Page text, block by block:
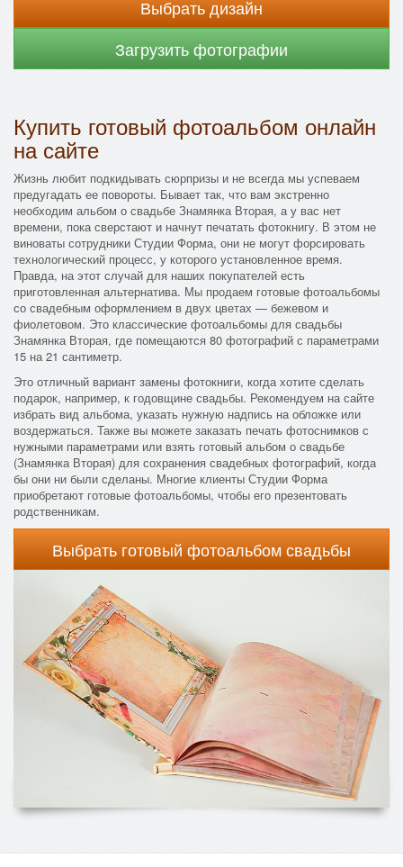
Выбрать дизайн
Загрузить фотографии
Купить готовый фотоальбом онлайн
на сайте
Жизнь любит подкидывать сюрпризы и не всегда мы успеваем
предугадать ее повороты. Бывает так, что вам экстренно
необходим альбом о свадьбе Знамянка Вторая, а у вас нет
времени, пока сверстают и начнут печатать фотокнигу. В этом не
виноваты сотрудники Студии Форма, они не могут форсировать
технологический процесс, у которого установленное время.
Правда, на этот случай для наших покупателей есть
приготовленная альтернатива. Мы продаем готовые фотоальбомы
со свадебным оформлением в двух цветах — бежевом и
фиолетовом. Это классические фотоальбомы для свадьбы
Знамянка Вторая, где помещаются 80 фотографий с параметрами
15 на 21 сантиметр.
Это отличный вариант замены фотокниги, когда хотите сделать
подарок, например, к годовщине свадьбы. Рекомендуем на сайте
избрать вид альбома, указать нужную надпись на обложке или
воздержаться. Также вы можете заказать печать фотоснимков с
нужными параметрами или взять готовый альбом о свадьбе
(Знамянка Вторая) для сохранения свадебных фотографий, когда
бы они ни были сделаны. Многие клиенты Студии Форма
приобретают готовые фотоальбомы, чтобы его презентовать
родственникам.
Выбрать готовый фотоальбом свадьбы